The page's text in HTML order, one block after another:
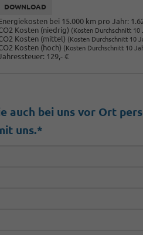
DOWNLOAD
bei 15.000 km pro Jahr:
Kosten (niedrig) (Kosten Durchschnitt 10
Kosten (mittel) (Kosten Durchschnitt 10
Kosten (hoch) (Kosten Durchschnitt 10
129,- €
auch bei uns vor Ort
uns.*